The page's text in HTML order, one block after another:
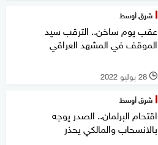
شرق أوسط
عقب يوم ساخن.. الترقب سيد
الموقف في المشهد العراقي
l 28 يوليو 2022
شرق أوسط
اقتحام البرلمان.. الصدر يوجه
بالانسحاب والمالكي يحذر